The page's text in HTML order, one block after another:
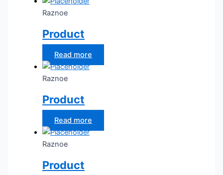
Raznoe
Product
Read more
Raznoe
Product
Read more
Raznoe
Product